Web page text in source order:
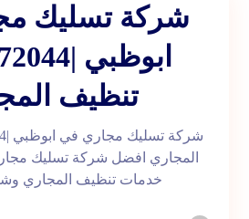
شركة تسليك
تنظيف
المجاري افضل شركة تسليك
خدمات تنظيف المجاري